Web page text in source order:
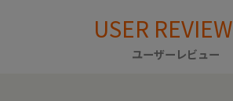
USER REVIEW
ユーザーレビュー